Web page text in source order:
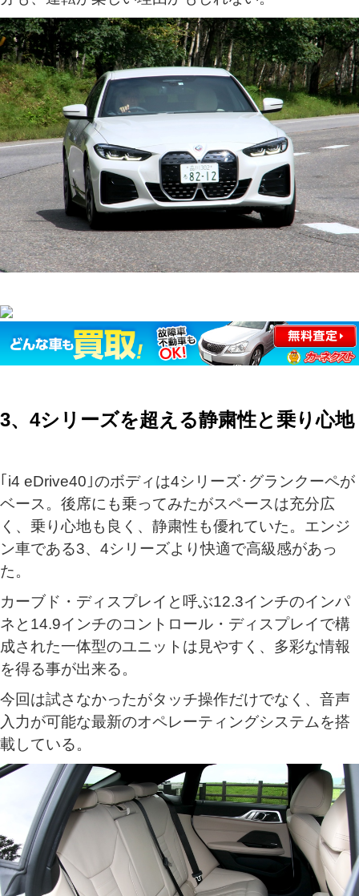
3、4シリーズを超える静粛性と乗り心地
｢i4 eDrive40｣のボディは4シリーズ･グランクーペが
ベース。後席にも乗ってみたがスペースは充分広
く、乗り心地も良く、静粛性も優れていた。エンジ
ン車である3、4シリーズより快適で高級感があっ
た。
カーブド・ディスプレイと呼ぶ12.3インチのインパ
ネと14.9インチのコントロール・ディスプレイで構
成された一体型のユニットは見やすく、多彩な情報
を得る事が出来る。
今回は試さなかったがタッチ操作だけでなく、音声
入力が可能な最新のオペレーティングシステムを搭
載している。